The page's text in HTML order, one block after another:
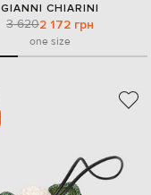
GIANNI CHIARINI
3 6202 172 грн
one size